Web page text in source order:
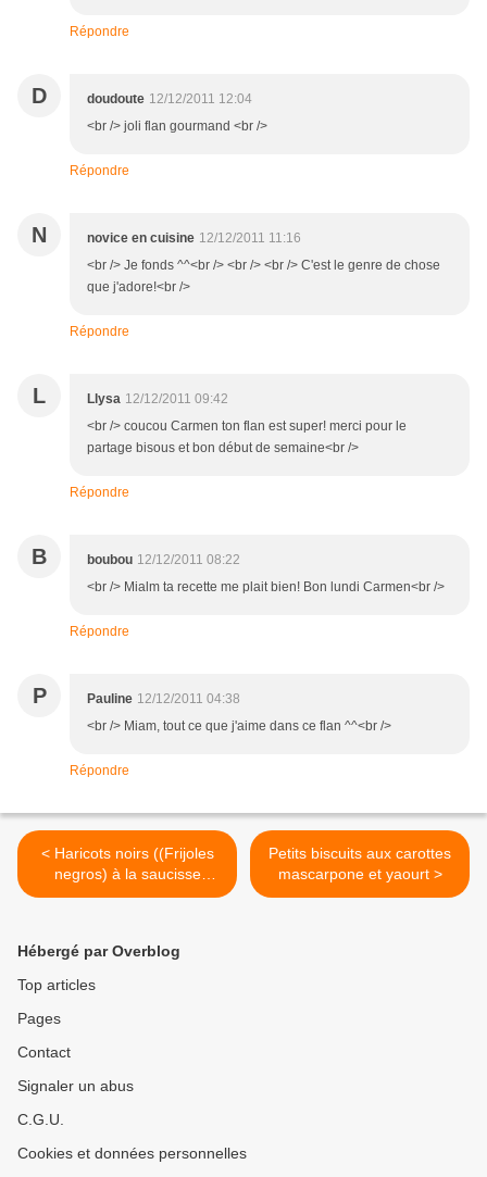
Répondre
D doudoute 12/12/2011 12:04
<br /> joli flan gourmand <br />
Répondre
N novice en cuisine 12/12/2011 11:16
<br /> Je fonds ^^<br /> <br /> <br /> C'est le genre de chose
que j'adore!<br />
Répondre
L Llysa 12/12/2011 09:42
<br /> coucou Carmen ton flan est super! merci pour le
partage bisous et bon début de semaine<br />
Répondre
B boubou 12/12/2011 08:22
<br /> Mialm ta recette me plait bien! Bon lundi Carmen<br />
Répondre
P Pauline 12/12/2011 04:38
<br /> Miam, tout ce que j'aime dans ce flan ^^<br />
Répondre
< Haricots noirs ((Frijoles
negros) à la saucisse
toulousaine et saucisse
Petits biscuits aux carottes
mascarpone et yaourt >
Hébergé par Overblog
Top articles
Pages
Contact
Signaler un abus
C.G.U.
Cookies et données personnelles